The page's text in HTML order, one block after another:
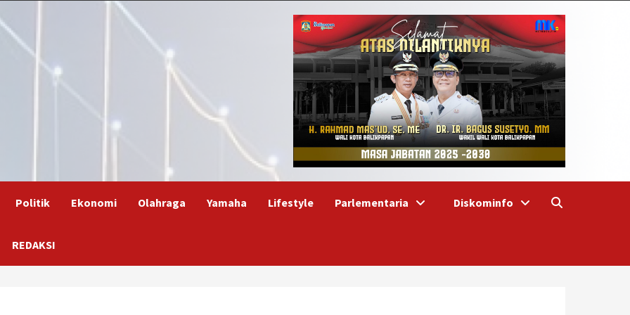
Politik Ekonomi Olahraga Yamaha Lifestyle Parlementaria Diskominfo
REDAKSI